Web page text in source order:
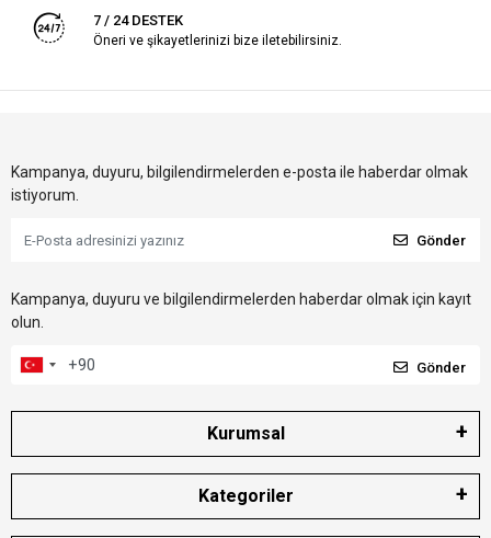
7 / 24 DESTEK
Öneri ve şikayetlerinizi bize iletebilirsiniz.
Kampanya, duyuru, bilgilendirmelerden e-posta ile haberdar olmak
istiyorum.
Gönder
Kampanya, duyuru ve bilgilendirmelerden haberdar olmak için kayıt
olun.
Gönder
Kurumsal
Kategoriler